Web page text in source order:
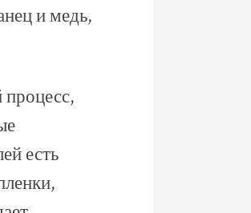
и медь,
есть